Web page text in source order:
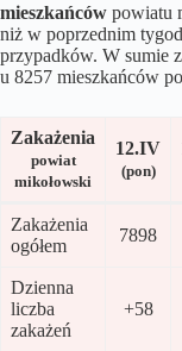
mieszkańców powiatu
niż w poprzednim
przypadków. W sumie
u 8257 mieszkańców
Zakażenia
powiat
mikołowski
12.IV
(pon)
Zakażenia
ogółem
7898
Dzienna
liczba
zakażeń
+58